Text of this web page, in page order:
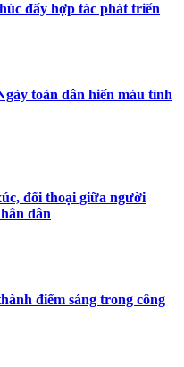
đẩy hợp tác phát triển
toàn dân hiến máu tình
đối thoại giữa người
dân
điểm sáng trong công